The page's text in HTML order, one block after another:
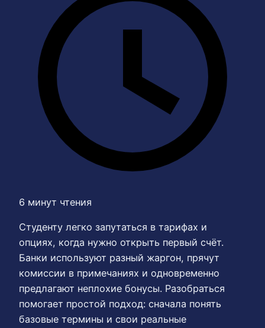
6 минут чтения
Студенту легко запутаться в тарифах и
опциях, когда нужно открыть первый счёт.
Банки используют разный жаргон, прячут
комиссии в примечаниях и одновременно
предлагают неплохие бонусы. Разобраться
помогает простой подход: сначала понять
базовые термины и свои реальные